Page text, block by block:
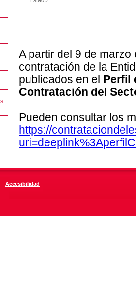
A partir del 9 de
contratación de la
publicados en el Perfil
Contratación del
Pueden consultar los
https://
Accesibilidad